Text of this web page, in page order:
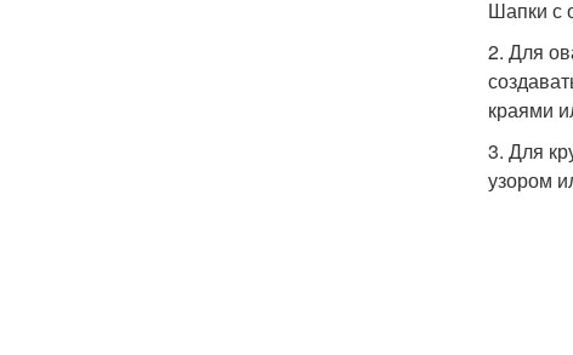
Шапки с
2. Для
краями
3. Для
узором